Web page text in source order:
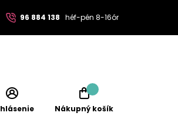
96 884 138 héf-pén 8-16ór
Nákupný košík